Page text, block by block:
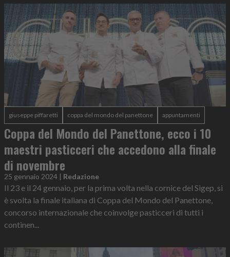
giuseppe piffaretti coppa del mondo del panettone appuntamenti
Coppa del Mondo del Panettone, ecco i 10
maestri pasticceri che accedono alla finale
di novembre
25 gennaio 2024 | Redazione
Il 23 e il 24 gennaio, per la prima volta nella cornice del Sigep, si
è svolta la finale italiana di Coppa del Mondo del Panettone,
concorso internazionale che coinvolge pasticceri di tutti i
continen...